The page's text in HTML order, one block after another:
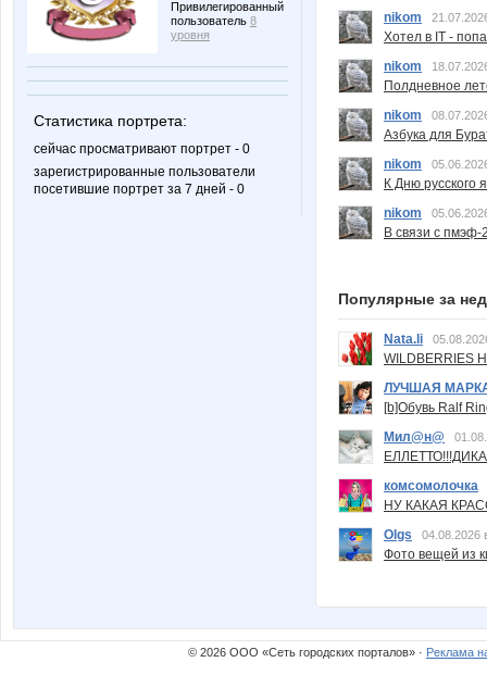
Привилегированный
пользователь 8
уровня
Статистика портрета:
сейчас просматривают портрет - 0
зарегистрированные пользователи
посетившие портрет за 7 дней - 0
nikom
Хотел в IT -
nikom
Полдневное
nikom
Азбука для
nikom
К Дню русского
nikom
В связи с пмэф-
Популярные за
Nata.li
ЛУЧШАЯ
[b]Обувь Ralf
Мил@н@
комсомолочка
НУ КАКАЯ
Olgs
04.08.2026
Фото вещей из
© 2026 ООО «Сеть городских порталов» · Реклама